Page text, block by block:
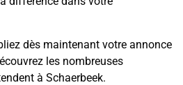
dès maintenant votre annonce
les nombreuses
à Schaerbeek.